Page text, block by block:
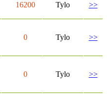
16200 Tylo >>
0 Tylo >>
0 Tylo >>